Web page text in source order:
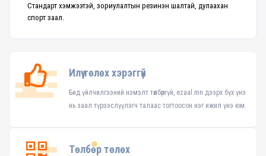
Стандарт хэмжээтэй, зориулалтын резинэн шалтай, дулаахан
спорт заал.
Илүү төлөх хэрэггүй
Бид үйлчилгээний нэмэлт төлбөргүй, ezaal.mn дээрх бүх үнэ
нь заал түрээслүүлэгч талаас тогтоосон нэг ижил үнэ юм.
Төлбөр төлөх